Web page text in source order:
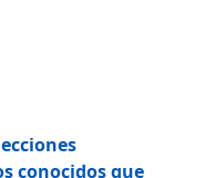
conocidos que